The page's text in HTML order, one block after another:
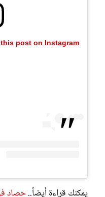
post on Instagram
يمكنك قراءة أيضاً..